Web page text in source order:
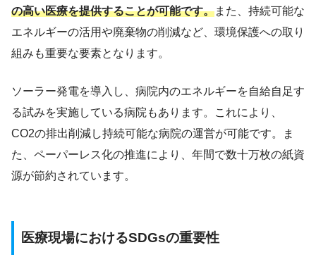
の高い医療を提供することが可能です。また、持続可能な
エネルギーの活用や廃棄物の削減など、環境保護への取り
組みも重要な要素となります。
ソーラー発電を導入し、病院内のエネルギーを自給自足す
る試みを実施している病院もあります。これにより、
CO2の排出削減し持続可能な病院の運営が可能です。ま
た、ペーパーレス化の推進により、年間で数十万枚の紙資
源が節約されています。
医療現場におけるSDGsの重要性